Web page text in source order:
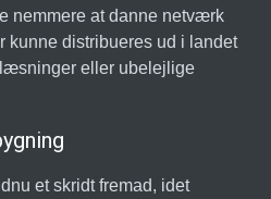
nemmere at danne netværk
kunne distribueres ud i landet
eller ubelejlige
et skridt fremad, idet